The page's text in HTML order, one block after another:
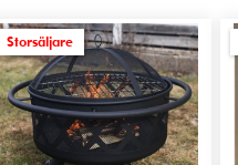
Storsäljare